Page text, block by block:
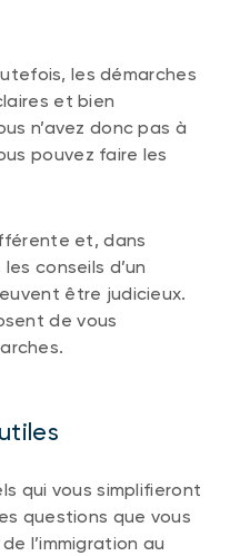
les démarches
et bien
n’avez donc pas à
pouvez faire les
et, dans
conseils d’un
être judicieux.
de vous
qui vous simplifieront
questions que vous
l’immigration au